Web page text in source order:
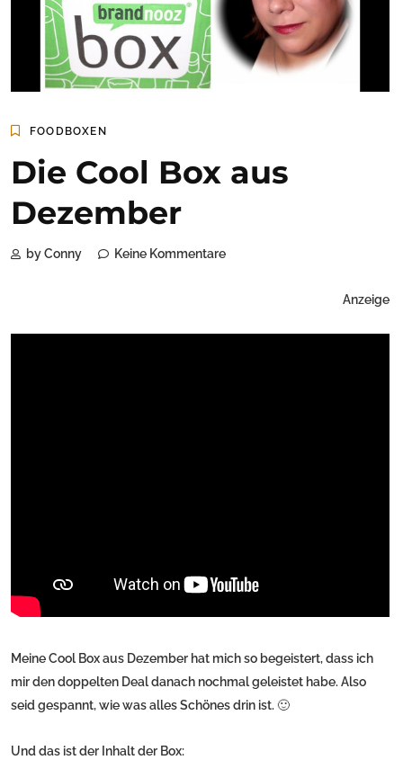
FOODBOXEN
Die Cool Box aus
Dezember
by Conny Keine Kommentare
Anzeige
Meine Cool Box aus Dezember hat mich so begeistert, dass ich
mir den doppelten Deal danach nochmal geleistet habe. Also
seid gespannt, wie was alles Schönes drin ist. 🙂
Und das ist der Inhalt der Box: